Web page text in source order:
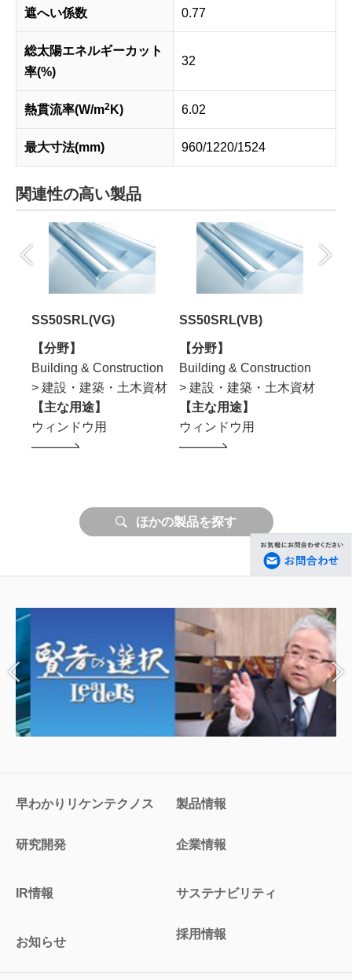
遮へい係数 0.77
総太陽エネルギーカット
率(%)
32
熱貫流率(W/m2 K) 6.02
最大寸法(mm) 960/1220/1524
関連性の高い製品
SS50SRL(VG)
【分野】
Building & Construction
> 建設・建築・土木資材
【主な用途】
ウィンドウ用
SS50SRL(VB)
【分野】
Building & Construction
> 建設・建築・土木資材
【主な用途】
ウィンドウ用
ほかの製品を探す
早わかりリケンテクノス 製品情報
研究開発 企業情報
IR情報 サステナビリティ
お知らせ
採用情報